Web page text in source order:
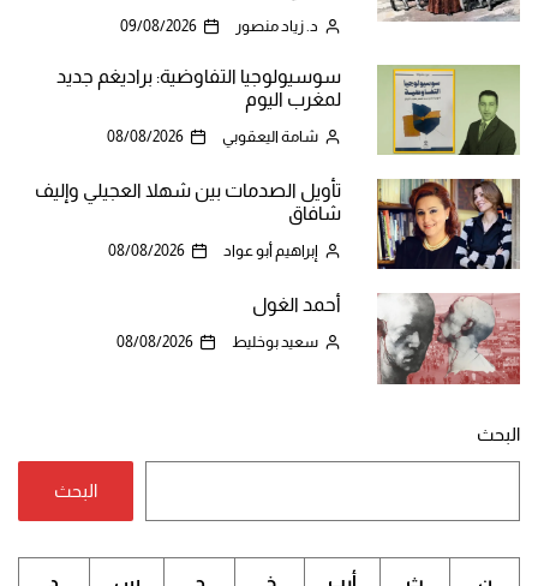
د. زياد منصور 09/08/2026
سوسيولوجيا التفاوضية: براديغم جديد
لمغرب اليوم
شامة اليعقوبي 08/08/2026
تأويل الصدمات بين شهلا العجيلي وإليف
شافاق
إبراهيم أبو عواد 08/08/2026
أحمد الغول
سعيد بوخليط 08/08/2026
البحث
البحث
ن ث أرب خ ج س د